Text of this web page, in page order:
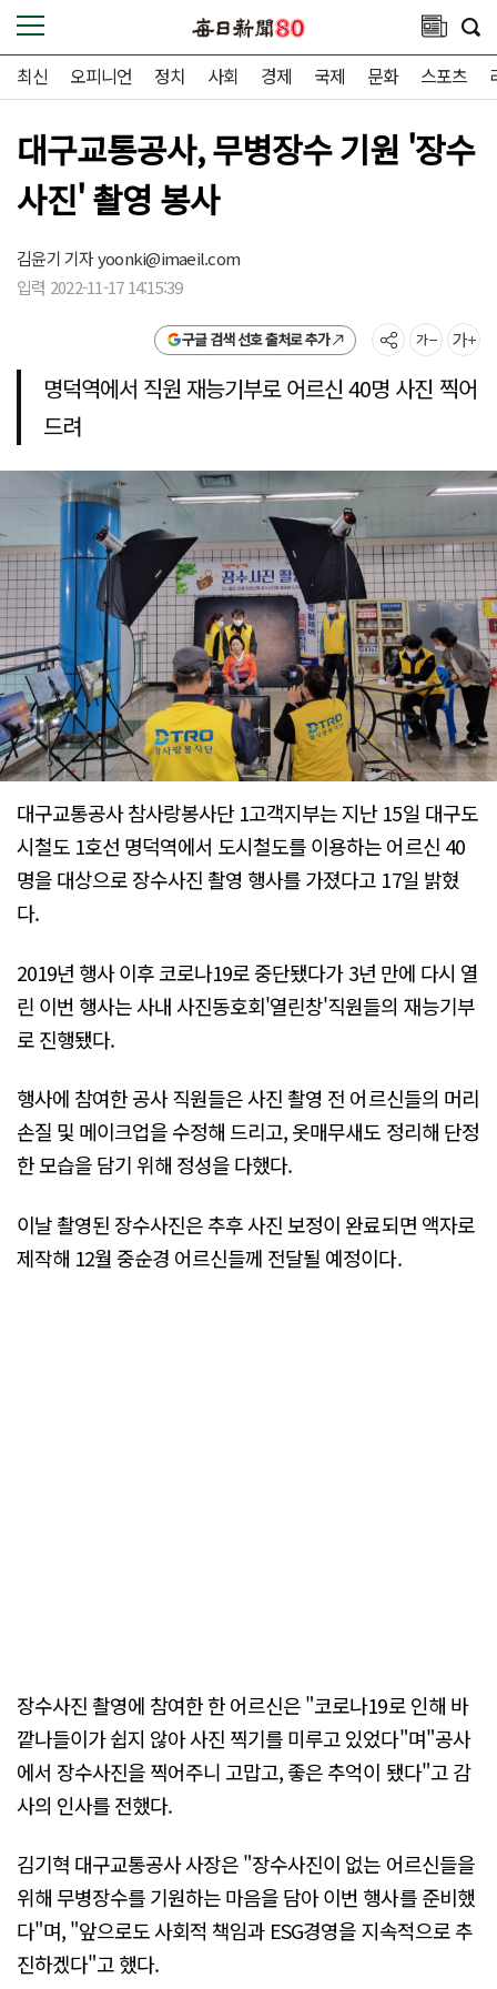
최신 오피니언 정치 사회 경제 국제 문화 스포츠
대구교통공사, 무병장수 기원 '장수
사진' 촬영 봉사
김윤기 기자yoonki@imaeil.com
입력 2022-11-17 14:15:39
구글 검색 선호 출처로 추가
명덕역에서 직원 재능기부로 어르신 40명 사진 찍어
드려
대구교통공사 참사랑봉사단 1고객지부는 지난 15일 대구도
시철도 1호선 명덕역에서 도시철도를 이용하는 어르신 40
명을 대상으로 장수사진 촬영 행사를 가졌다고 17일 밝혔
다.
2019년 행사 이후 코로나19로 중단됐다가 3년 만에 다시 열
린 이번 행사는 사내 사진동호회'열린창'직원들의 재능기부
로 진행됐다.
행사에 참여한 공사 직원들은 사진 촬영 전 어르신들의 머리
손질 및 메이크업을 수정해 드리고, 옷매무새도 정리해 단정
한 모습을 담기 위해 정성을 다했다.
이날 촬영된 장수사진은 추후 사진 보정이 완료되면 액자로
제작해 12월 중순경 어르신들께 전달될 예정이다.
장수사진 촬영에 참여한 한 어르신은 "코로나19로 인해 바
깥나들이가 쉽지 않아 사진 찍기를 미루고 있었다"며"공사
에서 장수사진을 찍어주니 고맙고, 좋은 추억이 됐다"고 감
사의 인사를 전했다.
김기혁 대구교통공사 사장은 "장수사진이 없는 어르신들을
위해 무병장수를 기원하는 마음을 담아 이번 행사를 준비했
다"며, "앞으로도 사회적 책임과 ESG경영을 지속적으로 추
진하겠다"고 했다.